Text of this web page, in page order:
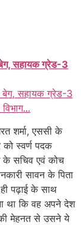
सहायक ग्रेड-3
बेग, सहायक ग्रेड-3
शर्मा, एससी के
स्वर्ण पदक
के सचिव एवं कोच
सावन के पिता
पढ़ाई के साथ
था कि वह अपने देश
मेहनत से उसने ये